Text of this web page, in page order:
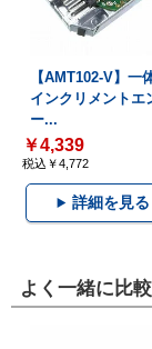
【AMT102-V】一
インクリメントエ
ー...
￥4,339
税込￥4,772
詳細を見る
よく一緒に比